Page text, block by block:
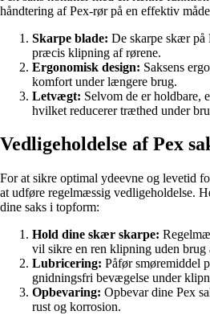
håndtering af Pex-rør på en effektiv
Skarpe blade: De skarpe skær på
præcis klipning af rørene.
Ergonomisk design: Saksens
komfort under længere brug.
Letvægt: Selvom de er holdbare,
hvilket reducerer træthed under
Vedligeholdelse af Pex
For at sikre optimal ydeevne og levetid
at udføre regelmæssig vedligeholdelse.
dine saks i topform:
Hold dine skær skarpe:
vil sikre en ren klipning uden brug
Lubricering: Påfør smøremiddel
gnidningsfri bevægelse under
Opbevaring: Opbevar dine Pex
rust og korrosion.